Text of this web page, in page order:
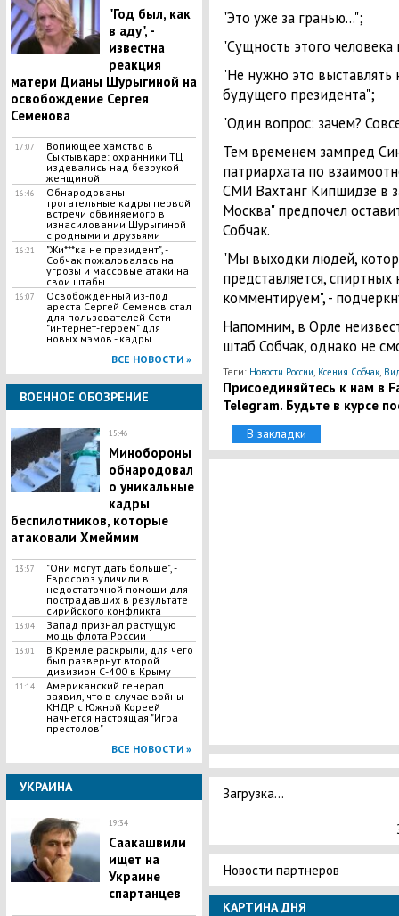
"Год был, как
в аду", -
известна
реакция
матери Дианы Шурыгиной на
освобождение Сергея
Семенова
17:07
Вопиющее хамство в
Сыктывкаре: охранники ТЦ
издевались над безрукой
женщиной
16:46
Обнародованы
трогательные кадры первой
встречи обвиняемого в
изнасиловании Шурыгиной
с родными и друзьями
16:21
"Жи***ка не президент", -
Собчак пожаловалась на
угрозы и массовые атаки на
свои штабы
16:07
Освобожденный из-под
ареста Сергей Семенов стал
для пользователей Сети
"интернет-героем" для
новых мэмов - кадры
ВСЕ НОВОСТИ »
ВОЕННОЕ ОБОЗРЕНИЕ
15:46
Минобороны
обнародовал
о уникальные
кадры
беспилотников, которые
атаковали Хмеймим
13:57
"Они могут дать больше", -
Евросоюз уличили в
недостаточной помощи для
пострадавших в результате
сирийского конфликта
13:04
Запад признал растущую
мощь флота России
13:01
В Кремле раскрыли, для чего
был развернут второй
дивизион С-400 в Крыму
11:14
​Американский генерал
заявил, что в случае войны
КНДР с Южной Кореей
начнется настоящая "Игра
престолов"
ВСЕ НОВОСТИ »
УКРАИНА
19:34
Саакашвили
ищет на
Украине
спартанцев
"Это уже за гранью...";
"Сущность этого
"Не нужно это
будущего президента";
"Один вопрос: зачем?
Тем временем зампред
патриархата по
СМИ Вахтанг Кипшидзе в
Москва" предпочел
Собчак.
"Мы выходки людей,
представляется,
комментируем", -
Напомним, в Орле
штаб Собчак, однако не
Теги: Новости России Ксения Собчак,
Присоединяйтесь к нам в
Telegram. Будьте в курсе
В закладки
Загрузка...
Новости партнеров
КАРТИНА ДНЯ